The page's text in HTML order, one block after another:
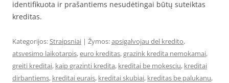
identifikuota ir prašantiems nesudėtingai būtų suteiktas
kreditas.
Kategorijos:Straipsniai | Žymos:apsigalvojau del kredito,
atsvesimo laikotarpis,euro kreditas,grazink kredita nemokamai,
greiti kreditai, kaip grazinti kredita, kreditai be mokesciu, kreditai
dirbantiems, kreditai eurais, kreditai skubiai, kreditas be palukanu,